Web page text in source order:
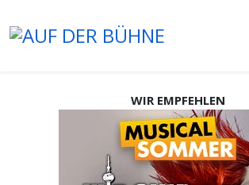
WIR EMPFEHLEN